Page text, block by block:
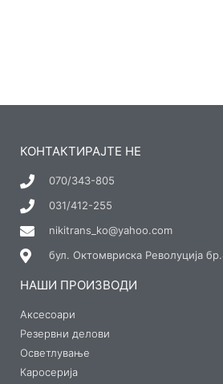
КОНТАКТИРАЈТЕ НЕ
070/343-805
031/412-255
nikitrans_ko@yahoo.com
бул. Октомвриска Револуција
НАШИ ПРОИЗВОДИ
Аксесоари
Резервни делови
Осветлување
Каросерија